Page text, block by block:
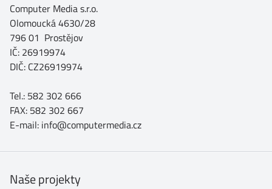
Computer Media s.r.o.
Olomoucká 4630/28
796 01 Prostějov
IČ: 26919974
DIČ: CZ26919974
Tel.: 582 302 666
FAX: 582 302 667
E-mail: info@computermedia.cz
Naše projekty